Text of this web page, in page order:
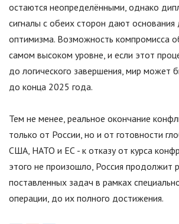
остаются неопределёнными, однако
сигналы с обеих сторон дают
оптимизма. Возможность компромисса
самом высоком уровне, и если этот
до логического завершения, мир может
до конца 2025 года.
Тем не менее, реальное окончание
только от России, но и от готовности
США, НАТО и ЕС - к отказу от курса
этого не произошло, Россия продолжит
поставленных задач в рамках
операции, до их полного достижения.